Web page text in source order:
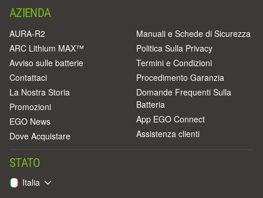
AZIENDA
AURA-R2
ARC Lithium MAX™
Avviso sulle batterie
Contattaci
La Nostra Storia
Promozioni
EGO News
Dove Acquistare
Manuali e Schede di Sicurezza
Politica Sulla Privacy
Termini e Condizioni
Procedimento Garanzia
Domande Frequenti Sulla
Batteria
App EGO Connect
Assistenza clienti
STATO
Italia